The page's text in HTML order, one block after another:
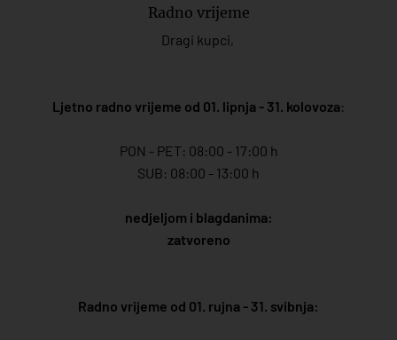
Radno vrijeme
Dragi kupci,
Ljetno radno vrijeme od 01. lipnja - 31. kolovoza:
PON - PET: 08:00 - 17:00 h
SUB: 08:00 - 13:00 h
nedjeljom i blagdanima:
zatvoreno
Radno vrijeme od 01. rujna - 31. svibnja: